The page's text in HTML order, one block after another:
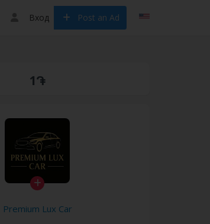
Вход Post an Ad
1֏
Premium Lux Car